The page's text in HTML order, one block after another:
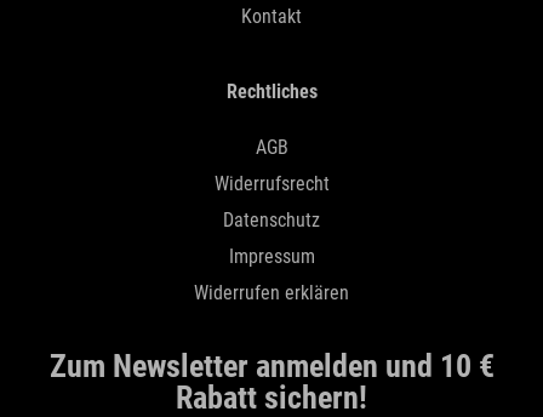
Kontakt
Rechtliches
AGB
Widerrufsrecht
Datenschutz
Impressum
Widerrufen erklären
Zum Newsletter anmelden und 10 €
Rabatt sichern!